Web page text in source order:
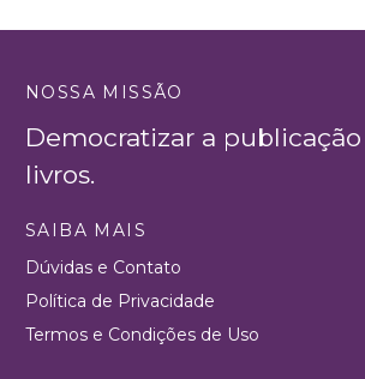
NOSSA MISSÃO
Democratizar a
livros.
SAIBA MAIS
Dúvidas e Contato
Política de Privacidade
Termos e Condições de Uso